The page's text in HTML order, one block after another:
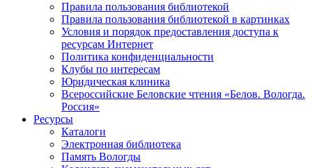
Правила пользования библиотекой
Правила пользования библиотекой в картинках
Условия и порядок предоставления доступа к
ресурсам Интернет
Политика конфиденциальности
Клубы по интересам
Юридическая клиника
Всероссийские Беловские чтения «Белов. Вологда.
Россия»
Ресурсы
Каталоги
Электронная библиотека
Память Вологды